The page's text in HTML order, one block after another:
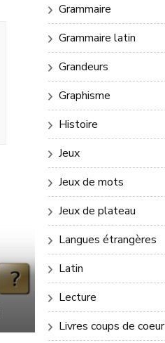
Grammaire
Grammaire latin
Grandeurs
Graphisme
Histoire
Jeux
Jeux de mots
Jeux de plateau
Langues étrangères
Latin
Lecture
Livres coups de coeur